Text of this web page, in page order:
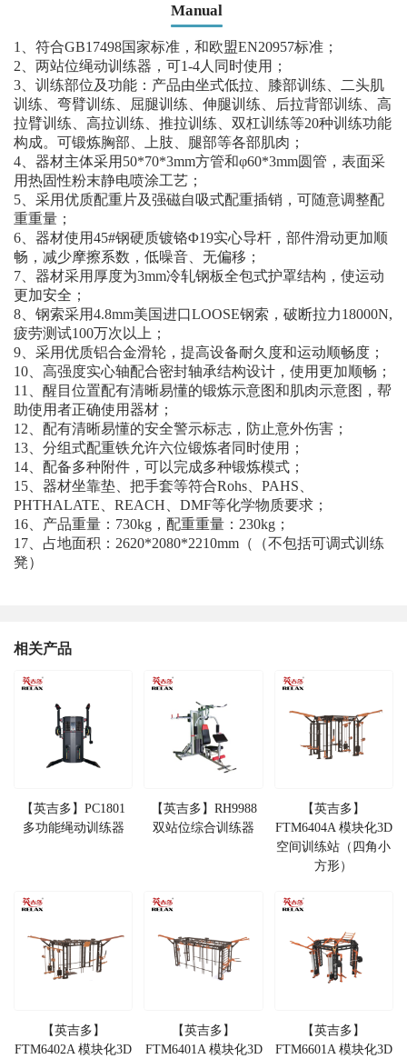
Manual
1、符合GB17498国家标准，和欧盟EN20957标准；
2、两站位绳动训练器，可1-4人同时使用；
3、训练部位及功能：产品由坐式低拉、膝部训练、二头肌
训练、弯臂训练、屈腿训练、伸腿训练、后拉背部训练、高
拉臂训练、高拉训练、推拉训练、双杠训练等20种训练功能
构成。可锻炼胸部、上肢、腿部等各部肌肉；
4、器材主体采用50*70*3mm方管和φ60*3mm圆管，表面采
用热固性粉末静电喷涂工艺；
5、采用优质配重片及强磁自吸式配重插销，可随意调整配
重重量；
6、器材使用45#钢硬质镀铬Φ19实心导杆，部件滑动更加顺
畅，减少摩擦系数，低噪音、无偏移；
7、器材采用厚度为3mm冷轧钢板全包式护罩结构，使运动
更加安全；
8、钢索采用4.8mm美国进口LOOSE钢索，破断拉力18000N,
疲劳测试100万次以上；
9、采用优质铝合金滑轮，提高设备耐久度和运动顺畅度；
10、高强度实心轴配合密封轴承结构设计，使用更加顺畅；
11、醒目位置配有清晰易懂的锻炼示意图和肌肉示意图，帮
助使用者正确使用器材；
12、配有清晰易懂的安全警示标志，防止意外伤害；
13、分组式配重铁允许六位锻炼者同时使用；
14、配备多种附件，可以完成多种锻炼模式；
15、器材坐靠垫、把手套等符合Rohs、PAHS、
PHTHALATE、REACH、DMF等化学物质要求；
16、产品重量：730kg，配重重量：230kg；
17、占地面积：2620*2080*2210mm（（不包括可调式训练
凳）
相关产品
【英吉多】PC1801
多功能绳动训练器
【英吉多】RH9988
双站位综合训练器
【英吉多】
FTM6404A 模块化3D
空间训练站（四角小
方形）
【英吉多】
FTM6402A 模块化3D
【英吉多】
FTM6401A 模块化3D
【英吉多】
FTM6601A 模块化3D